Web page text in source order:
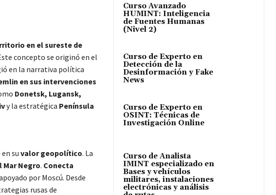
en el sureste de
concepto se originó en el
en la narrativa política
en sus intervenciones
Donetsk, Lugansk,
y la estratégica Península
su valor geopolítico. La
Mar Negro. Conecta
por Moscú. Desde
rusas de
Curso Avanzado
HUMINT: Inteligencia
de Fuentes Humanas
(Nivel 2)
Curso de Experto en
Detección de la
Desinformación y Fake
News
Curso de Experto en
OSINT: Técnicas de
Investigación Online
Curso de Analista
IMINT especializado en
Bases y vehículos
militares, instalaciones
electrónicas y análisis